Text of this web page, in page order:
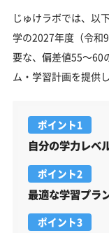
じゅけラボでは、以
学の2027年度（令和
要な、偏差値55～60
ム・学習計画を提供
ポイント1
自分の学力レベ
ポイント2
最適な学習プラ
ポイント3